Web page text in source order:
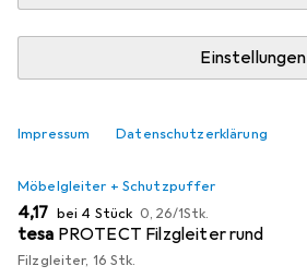
Einstellungen
Impressum Datenschutzerklärung
Möbelgleiter + Schutzpuffer
EUR
4,17 bei 4 Stück EUR
0,26/1Stk.
tesa PROTECT Filzgleiter rund
Filzgleiter, 16 Stk.